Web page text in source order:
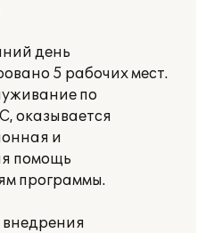
день
5 рабочих мест.
по
оказывается
и
помощь
программы.
внедрения